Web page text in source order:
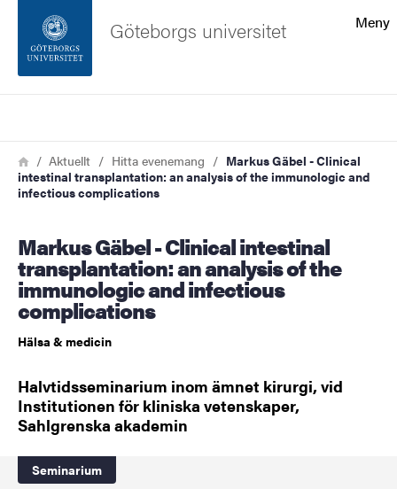
Sidfoten
Om webbplatsen
Meny
Göteborgs universitet
Länkstig
HemAktuellt Hitta evenemang
Markus Gäbel - Clinical
intestinal transplantation: an analysis of the immunologic and
infectious complications
Markus Gäbel - Clinical intestinal
transplantation: an analysis of the
immunologic and infectious
complications
Hälsa & medicin
Halvtidsseminarium inom ämnet kirurgi, vid
Institutionen för kliniska vetenskaper,
Sahlgrenska akademin
Seminarium